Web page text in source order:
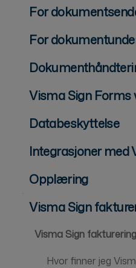
For
For
Visma Sign Forms
Databeskyttelse
Integrasjoner med
Opplæring
Visma Sign
Visma Sign fakturering
Hvor finner jeg